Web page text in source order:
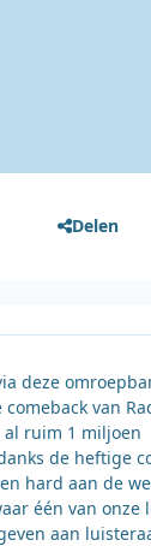
Delen
deze
van
ruim 1 miljoen
de heftige
hard aan de
één van onze
aan